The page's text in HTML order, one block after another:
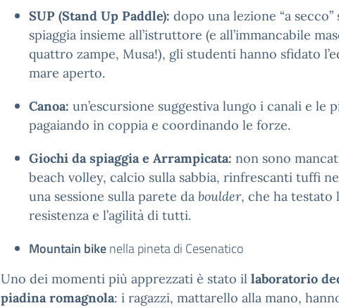
SUP (Stand Up Paddle): dopo una lezione “a secco”
spiaggia insieme all’istruttore (e all’immancabile
quattro zampe, Musa!), gli studenti hanno sfidato
mare aperto.
Canoa: un’escursione suggestiva lungo i canali e le
pagaiando in coppia e coordinando le forze.
Giochi da spiaggia e Arrampicata: non sono
beach volley, calcio sulla sabbia, rinfrescanti tuffi
una sessione sulla parete da boulder, che ha testato
resistenza e l’agilità di tutti.
Mountain bikenella pineta di Cesenatico
Uno dei momenti più apprezzati è stato il laboratorio
piadina romagnola: i ragazzi, mattarello alla mano,